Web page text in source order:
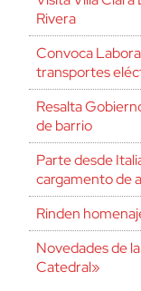
Rivera
Convoca
transportes
Resalta
de barrio
Parte desde
cargamento de
Rinden
Novedades de
Catedral»